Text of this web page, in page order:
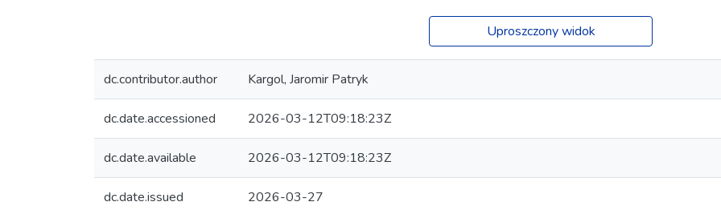
Uproszczony widok
dc.contributor.author Kargol, Jaromir Patryk
dc.date.accessioned 2026-03-12T09:18:23Z
dc.date.available 2026-03-12T09:18:23Z
dc.date.issued 2026-03-27